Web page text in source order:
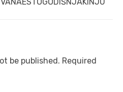
be published. Required